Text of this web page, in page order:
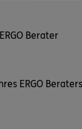
Berater
ERGO